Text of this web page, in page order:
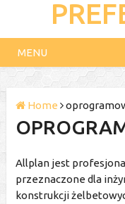
MENU
Home
Allplan jest
przeznaczone dla
konstrukcji